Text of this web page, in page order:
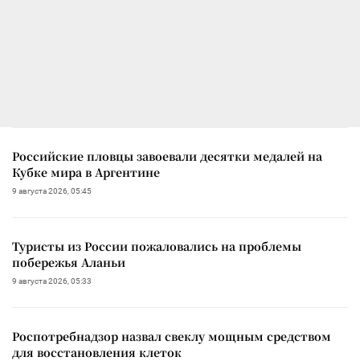
Российские пловцы завоевали десятки медалей на
Кубке мира в Аргентине
9 августа 2026, 05:45
Туристы из России пожаловались на проблемы
побережья Аланьи
9 августа 2026, 05:33
Роспотребнадзор назвал свеклу мощным средством
для восстановления клеток